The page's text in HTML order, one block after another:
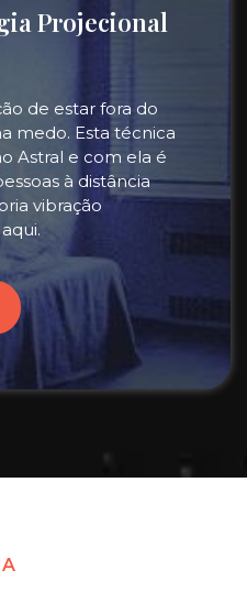
Projecional
de estar fora do
medo. Esta técnica
Astral e com ela é
à distância
vibração